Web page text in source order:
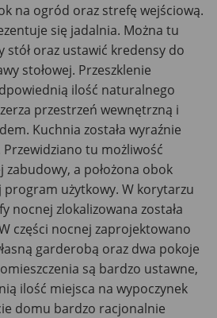
na ogród oraz strefę wejściową.
się jadalnia. Można tu
stół oraz ustawić kredensy do
stołowej. Przeszklenie
ilość naturalnego
przestrzeń wewnętrzną i
Kuchnia została wyraźnie
tu możliwość
a położona obok
program użytkowy. W korytarzu
nocnej zlokalizowana została
części nocnej zaprojektowano
garderobą oraz dwa pokoje
są bardzo ustawne,
ilość miejsca na wypoczynek
domu bardzo racjonalnie